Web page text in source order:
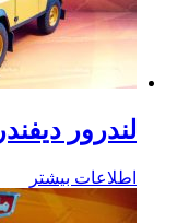
لندرور دیفندر ۹۰ ( کمل)
اطلاعات بیشتر